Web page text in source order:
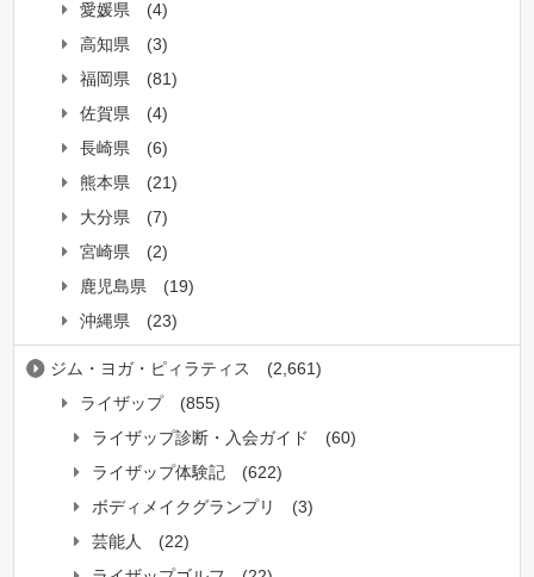
愛媛県
(4)
高知県
(3)
福岡県
(81)
佐賀県
(4)
長崎県
(6)
熊本県
(21)
大分県
(7)
宮崎県
(2)
鹿児島県
(19)
沖縄県
(23)
ジム・ヨガ・ピィラティス
(2,661)
ライザップ
(855)
ライザップ診断・入会ガイド
(60)
ライザップ体験記
(622)
ボディメイクグランプリ
(3)
芸能人
(22)